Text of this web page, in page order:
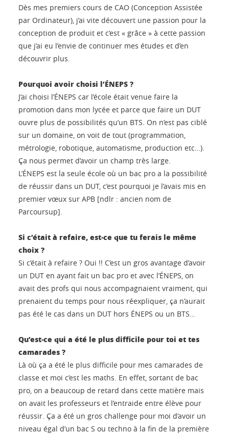
Dès mes premiers cours de CAO (Conception Assistée
par Ordinateur), j’ai vite découvert une passion pour la
conception de produit et c’est « grâce » à cette passion
que j’ai eu l’envie de continuer mes études et d’en
découvrir plus.
Pourquoi avoir choisi l’ÉNEPS ?
J’ai choisi l’ÉNEPS car l’école était venue faire la
promotion dans mon lycée et parce que faire un DUT
ouvre plus de possibilités qu’un BTS. On n’est pas ciblé
sur un domaine, on voit de tout (programmation,
métrologie, robotique, automatisme, production etc…).
Ça nous permet d’avoir un champ très large.
L’ÉNEPS est la seule école où un bac pro a la possibilité
de réussir dans un DUT, c’est pourquoi je l’avais mis en
premier vœux sur APB [ndlr : ancien nom de
Parcoursup].
Si c’était à refaire, est-ce que tu ferais le même
choix ?
Si c’était à refaire ? Oui !! C’est un gros avantage d’avoir
un DUT en ayant fait un bac pro et avec l’ÉNEPS, on
avait des profs qui nous accompagnaient vraiment, qui
prenaient du temps pour nous réexpliquer, ça n’aurait
pas été le cas dans un DUT hors ÉNEPS ou un BTS…
Qu’est-ce qui a été le plus difficile pour toi et tes
camarades ?
Là où ça a été le plus difficile pour mes camarades de
classe et moi c’est les maths. En effet, sortant de bac
pro, on a beaucoup de retard dans cette matière mais
on avait les professeurs et l’entraide entre élève pour
réussir. Ça a été un gros challenge pour moi d’avoir un
niveau égal d’un bac S ou techno à la fin de la première